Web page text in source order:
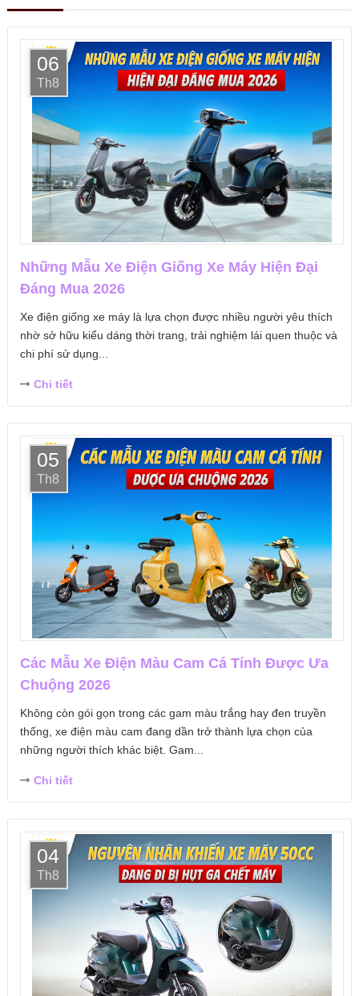
06
Th8
Những Mẫu Xe Điện Giống Xe Máy Hiện Đại
Đáng Mua 2026
Xe điện giống xe máy là lựa chọn được nhiều người yêu thích
nhờ sở hữu kiểu dáng thời trang, trải nghiệm lái quen thuộc và
chi phí sử dụng...
Chi tiết
05
Th8
Các Mẫu Xe Điện Màu Cam Cá Tính Được Ưa
Chuộng 2026
Không còn gói gọn trong các gam màu trắng hay đen truyền
thống, xe điện màu cam đang dần trở thành lựa chọn của
những người thích khác biệt. Gam...
Chi tiết
04
Th8